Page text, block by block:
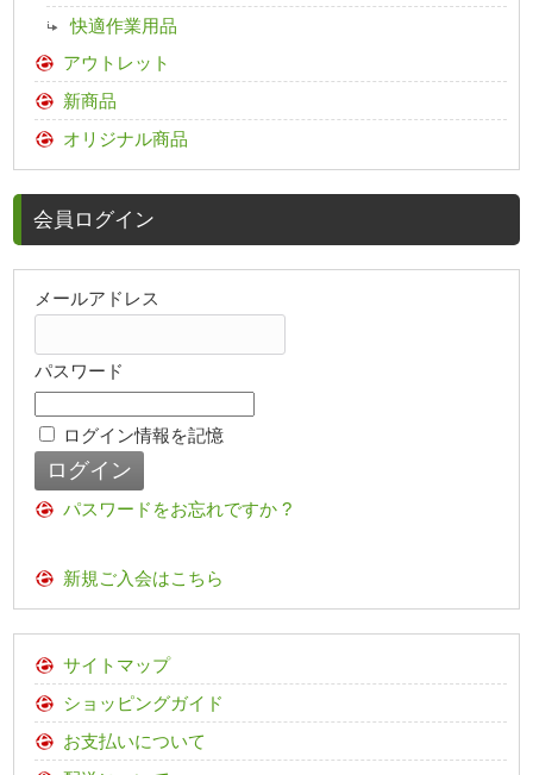
快適作業用品
アウトレット
新商品
オリジナル商品
会員ログイン
メールアドレス
パスワード
ログイン情報を記憶
パスワードをお忘れですか ?
新規ご入会はこちら
サイトマップ
ショッピングガイド
お支払いについて